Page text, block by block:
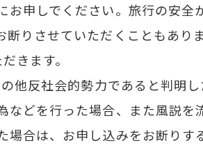
申しでください。旅行の安全
りさせていただくこともありま
きます。
他反社会的勢力であると判明
どを行った場合、また風説を
合は、お申し込みをお断りす